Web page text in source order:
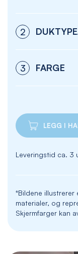
2
3 FARGE
LEGG I
Leveringstid ca. 3
*Bildene illustrerer
materialer, og
Skjermfarger kan